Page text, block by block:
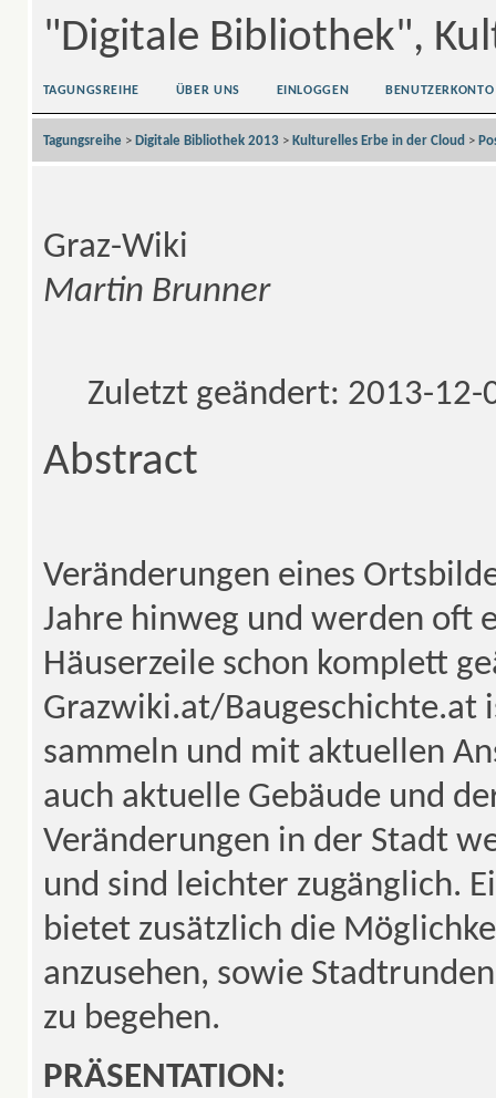
"Digitale Bibliothek",
TAGUNGSREIHE ÜBER UNS EINLOGGEN BENUTZERKONTO
Tagungsreihe > Digitale Bibliothek 2013> Kulturelles Erbe in der Cloud >
Graz-Wiki
Martin Brunner
Zuletzt geändert: 2013-12-
Abstract
Veränderungen eines
Jahre hinweg und werden oft
Häuserzeile schon komplett
Grazwiki.at/Baugeschichte.at
sammeln und mit aktuellen
auch aktuelle Gebäude und
Veränderungen in der Stadt
und sind leichter zugänglich.
bietet zusätzlich die
anzusehen, sowie
zu begehen.
PRÄSENTATION: